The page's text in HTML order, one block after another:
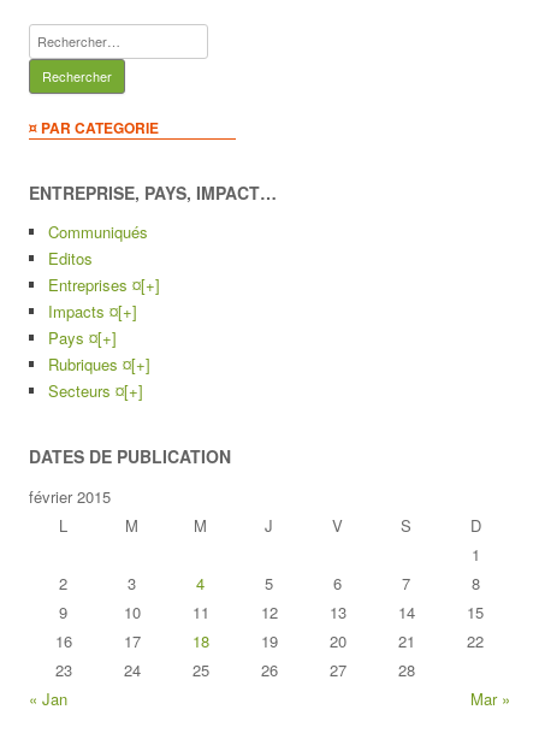
Rechercher :
¤ PAR CATEGORIE
ENTREPRISE, PAYS, IMPACT…
Communiqués
Editos
Entreprises ¤[+]
Impacts ¤[+]
Pays ¤[+]
Rubriques ¤[+]
Secteurs ¤[+]
DATES DE PUBLICATION
février 2015
L
M M J V S
D
1
2
3 4 5 6 7
8
9
10 11 12 13 14
15
16
17 18 19 20 21
22
23
24 25 26 27
28
« Jan
Mar »